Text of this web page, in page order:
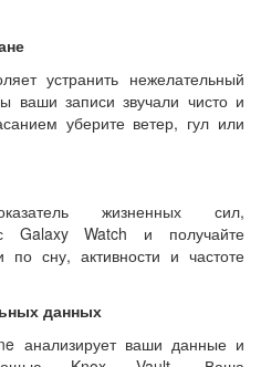
устранить нежелательный
записи звучали чисто и
уберите ветер, гул или
жизненных сил,
Galaxy Watch и получайте
по сну, активности и частоте
данных
анализирует ваши данные и